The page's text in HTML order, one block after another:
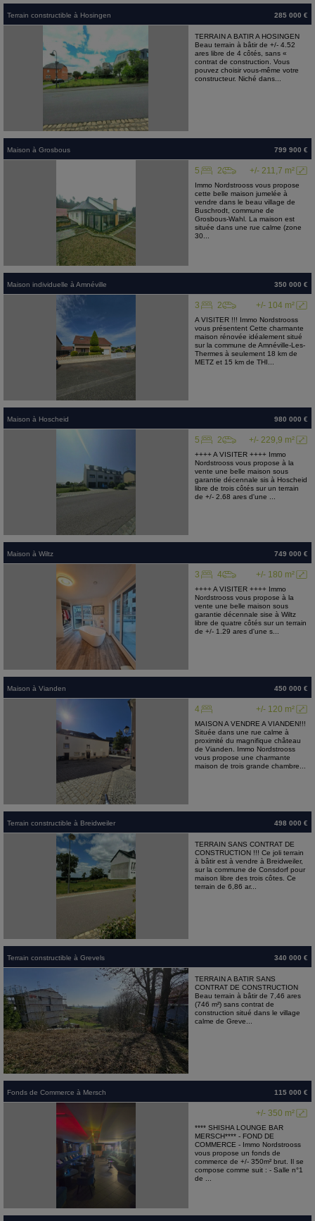
Terrain constructible à Hosingen 285 000 €
TERRAIN A BATIR A HOSINGEN
Beau terrain à bâtir de +/- 4.52
ares libre de 4 côtés, sans «
contrat de construction. Vous
pouvez choisir vous-même votre
constructeur. Niché dans...
Maison à Grosbous 799 900 €
+/- 211,7 m²
5 2
Immo Nordstrooss vous propose
cette belle maison jumelée à
vendre dans le beau village de
Buschrodt, commune de
Grosbous-Wahl. La maison est
située dans une rue calme (zone
30...
Maison individuelle à Amnéville 350 000 €
+/- 104 m²
3 2
A VISITER !!! Immo Nordstrooss
vous présentent Cette charmante
maison rénovée idéalement situé
sur la commune de Amnéville-Les-
Thermes à seulement 18 km de
METZ et 15 km de THI...
Maison à Hoscheid 980 000 €
+/- 229,9 m²
5 2
++++ A VISITER ++++ Immo
Nordstrooss vous propose à la
vente une belle maison sous
garantie décennale sis à Hoscheid
libre de trois côtés sur un terrain
de +/- 2.68 ares d'une ...
Maison à Wiltz 749 000 €
+/- 180 m²
3 4
++++ A VISITER ++++ Immo
Nordstrooss vous propose à la
vente une belle maison sous
garantie décennale sise à Wiltz
libre de quatre côtés sur un terrain
de +/- 1.29 ares d'une s...
Maison à Vianden 450 000 €
+/- 120 m²
4
MAISON A VENDRE A VIANDEN!!!
Située dans une rue calme à
proximité du magnifique château
de Vianden. Immo Nordstrooss
vous propose une charmante
maison de trois grande chambre...
Terrain constructible à Breidweiler 498 000 €
TERRAIN SANS CONTRAT DE
CONSTRUCTION !!! Ce joli terrain
à bâtir est à vendre à Breidweiler,
sur la commune de Consdorf pour
maison libre des trois côtes. Ce
terrain de 6,86 ar...
Terrain constructible à Grevels 340 000 €
TERRAIN A BATIR SANS
CONTRAT DE CONSTRUCTION
Beau terrain à bâtir de 7,46 ares
(746 m²) sans contrat de
construction situé dans le village
calme de Greve...
Fonds de Commerce à Mersch 115 000 €
+/- 350 m²
**** SHISHA LOUNGE BAR
MERSCH**** - FOND DE
COMMERCE - Immo Nordstrooss
vous propose un fonds de
commerce de +/- 350m² brut. Il se
compose comme suit : - Salle n°1
de ...